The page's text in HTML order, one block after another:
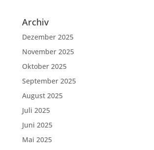
Archiv
Dezember 2025
November 2025
Oktober 2025
September 2025
August 2025
Juli 2025
Juni 2025
Mai 2025